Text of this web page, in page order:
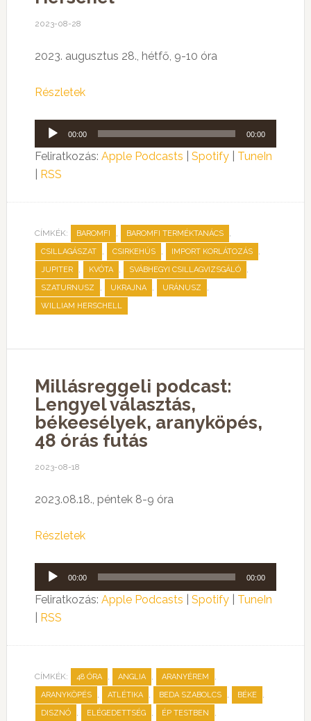
2023-08-28
2023. augusztus 28., hétfő, 9-10 óra
Részletek
Audió
lejátszó
00:00 00:00
Feliratkozás: Apple Podcasts Spotify| TuneIn
RSS
CÍMKÉK: BAROMFI , BAROMFI TERMÉKTANÁCS ,
CSILLAGÁSZAT , CSIRKEHÚS , IMPORT KORLÁTOZÁS ,
JUPITER , KVÓTA , SVÁBHEGYI CSILLAGVIZSGÁLÓ ,
SZATURNUSZ , UKRAJNA , URÁNUSZ ,
WILLIAM HERSCHELL
Millásreggeli podcast:
Lengyel választás,
békeesélyek, aranyköpés,
48 órás futás
2023-08-18
2023.08.18., péntek 8-9 óra
Részletek
Audió
lejátszó
00:00 00:00
Feliratkozás: Apple Podcasts Spotify| TuneIn
RSS
CÍMKÉK: 48 ÓRA , ANGLIA , ARANYÉREM ,
ARANYKÖPÉS , ATLÉTIKA , BEDA SZABOLCS , BÉKE ,
DISZNÓ , ELÉGEDETTSÉG , ÉP TESTBEN ,